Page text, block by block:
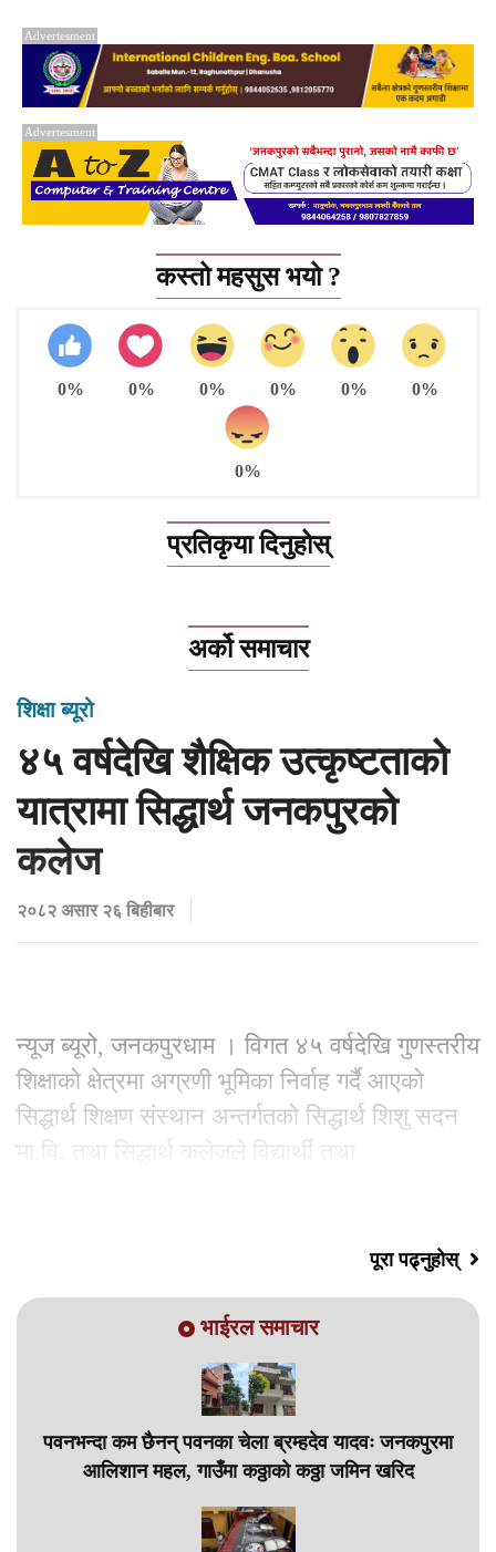
Advertesment
Advertesment
कस्तो महसुस भयो ?
0% 0% 0% 0% 0% 0%
0%
प्रतिकृया दिनुहोस्
अर्को समाचार
शिक्षा ब्यूरो
४५ वर्षदेखि शैक्षिक उत्कृष्टताको
यात्रामा सिद्धार्थ जनकपुरको
कलेज
२०८२ असार २६ बिहीबार
न्यूज ब्यूरो, जनकपुरधाम । विगत ४५ वर्षदेखि गुणस्तरीय
शिक्षाको क्षेत्रमा अग्रणी भूमिका निर्वाह गर्दै आएको
सिद्धार्थ शिक्षण संस्थान अन्तर्गतको सिद्धार्थ शिशु सदन
मा.वि. तथा सिद्धार्थ कलेजले विद्यार्थी तथा
पूरा पढ्नुहोस्
भाईरल समाचार
पवनभन्दा कम छैनन् पवनका चेला ब्रम्हदेव यादवः जनकपुरमा
आलिशान महल, गाउँमा कठ्ठाको कठ्ठा जमिन खरिद